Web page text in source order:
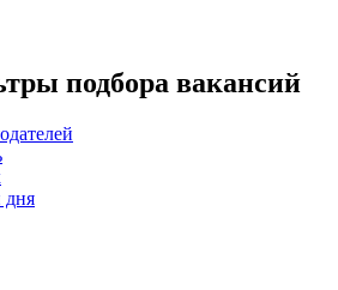
подбора вакансий
дня